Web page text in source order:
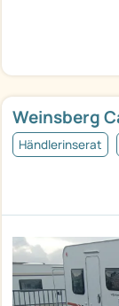
Weinsberg
Händlerinserat